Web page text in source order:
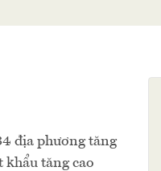
địa phương tăng
tăng cao